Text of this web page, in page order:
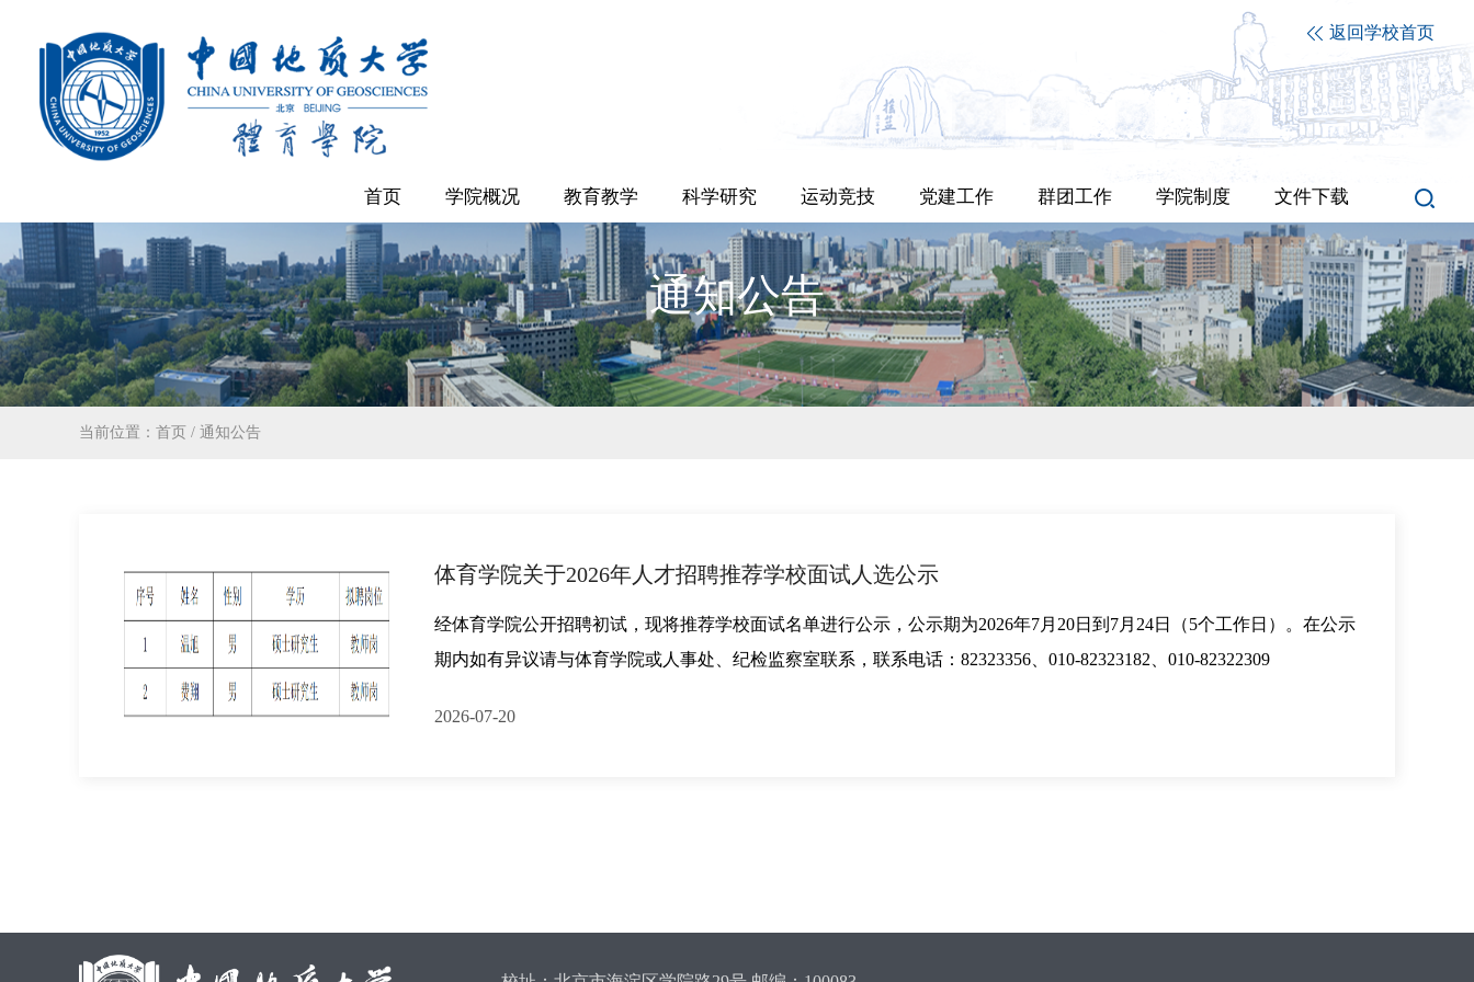
返回学校首页
首页 学院概况 教育教学 科学研究 运动竞技 党建工作 群团工作 学院制度 文件下载
通知公告
当前位置： 首页 / 通知公告
体育学院关于2026年人才招聘推荐学校面试人选公示
经体育学院公开招聘初试，现将推荐学校面试名单进行公示，公示期为2026年7月20日到7月24日（5个工作日）。在公示
期内如有异议请与体育学院或人事处、纪检监察室联系，联系电话：82323356、010-82323182、010-82322309
2026-07-20